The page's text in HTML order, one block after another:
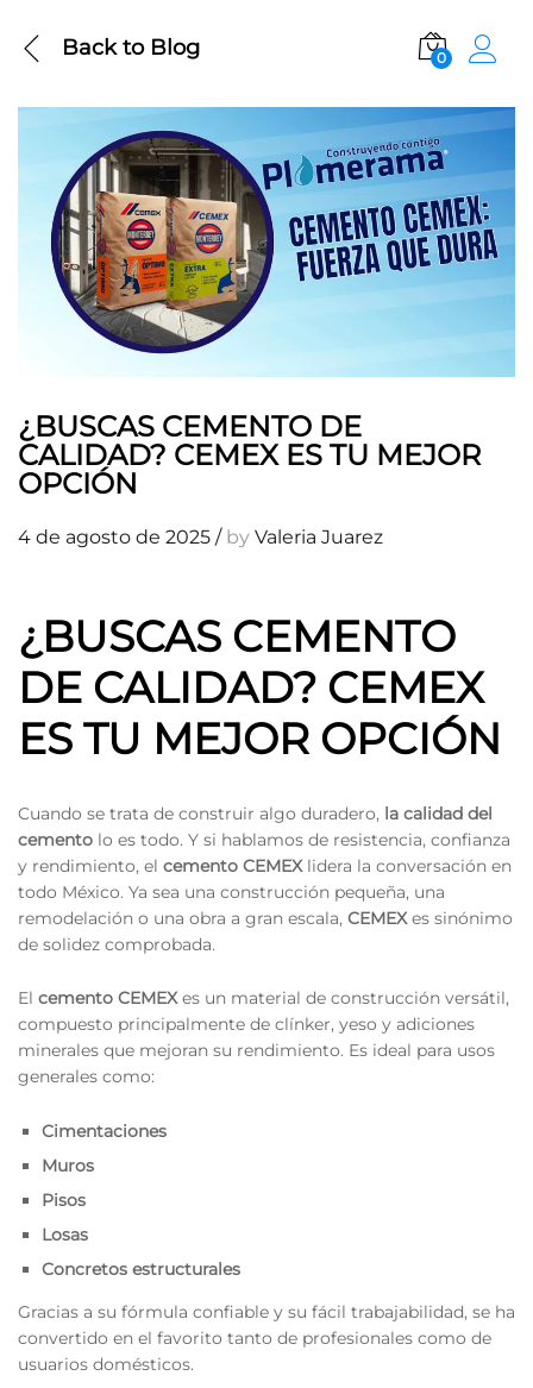
Back toBlog 0
¿BUSCAS CEMENTO DE
CALIDAD? CEMEX ES TU MEJOR
OPCIÓN
4 de agosto de 2025 /by Valeria Juarez
¿BUSCAS CEMENTO
DE CALIDAD? CEMEX
ES TU MEJOR OPCIÓN
Cuando se trata de construir algo duradero, la calidad del
cemento lo es todo. Y si hablamos de resistencia, confianza
y rendimiento, el cemento CEMEXlidera la conversación en
todo México. Ya sea una construcción pequeña, una
remodelación o una obra a gran escala, CEMEXes sinónimo
de solidez comprobada.
El cemento CEMEXes un material de construcción versátil,
compuesto principalmente de clínker, yeso y adiciones
minerales que mejoran su rendimiento. Es ideal para usos
generales como:
Cimentaciones
Muros
Pisos
Losas
Concretos estructurales
Gracias a su fórmula confiable y su fácil trabajabilidad, se ha
convertido en el favorito tanto de profesionales como de
usuarios domésticos.